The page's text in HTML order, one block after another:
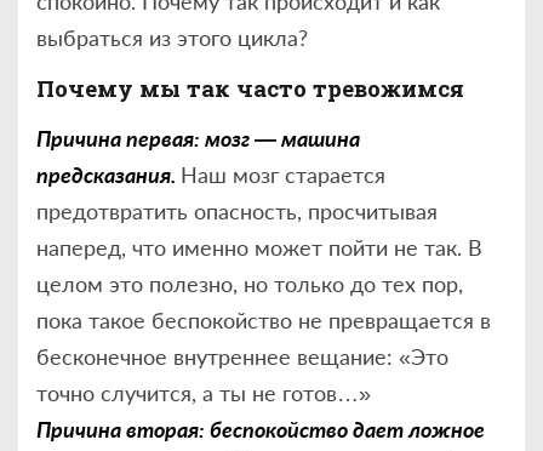
выбраться из этого цикла?
Почему мы так часто тревожимся
Причина первая: мозг — машина
предсказания. Наш мозг старается
предотвратить опасность, просчитывая
наперед, что именно может пойти не так. В
целом это полезно, но только до тех пор,
пока такое беспокойство не превращается в
бесконечное внутреннее вещание: «Это
точно случится, а ты не готов…»
Причина вторая: беспокойство дает ложное